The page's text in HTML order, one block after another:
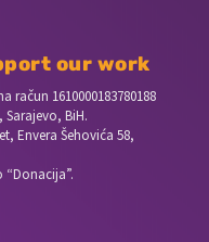
our work
račun 1610000183780188
BiH.
Envera Šehovića 58,